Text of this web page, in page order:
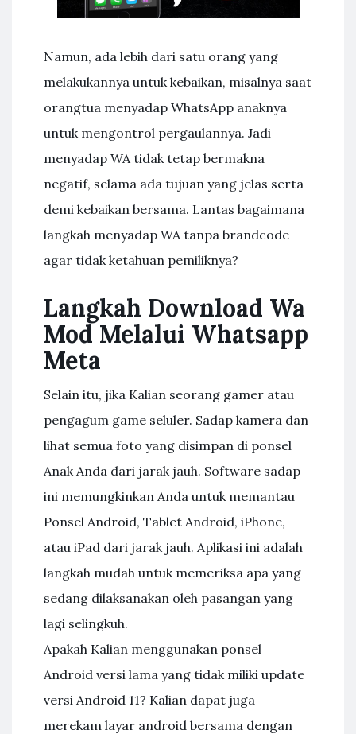
Namun, ada lebih dari satu orang yang
melakukannya untuk kebaikan, misalnya saat
orangtua menyadap WhatsApp anaknya
untuk mengontrol pergaulannya. Jadi
menyadap WA tidak tetap bermakna
negatif, selama ada tujuan yang jelas serta
demi kebaikan bersama. Lantas bagaimana
langkah menyadap WA tanpa brandcode
agar tidak ketahuan pemiliknya?
Langkah Download Wa
Mod Melalui Whatsapp
Meta
Selain itu, jika Kalian seorang gamer atau
pengagum game seluler. Sadap kamera dan
lihat semua foto yang disimpan di ponsel
Anak Anda dari jarak jauh. Software sadap
ini memungkinkan Anda untuk memantau
Ponsel Android, Tablet Android, iPhone,
atau iPad dari jarak jauh. Aplikasi ini adalah
langkah mudah untuk memeriksa apa yang
sedang dilaksanakan oleh pasangan yang
lagi selingkuh.
Apakah Kalian menggunakan ponsel
Android versi lama yang tidak miliki update
versi Android 11? Kalian dapat juga
merekam layar android bersama dengan